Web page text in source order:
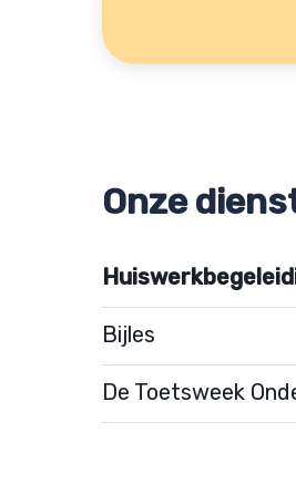
Onze
Bijles
De Toetsweek